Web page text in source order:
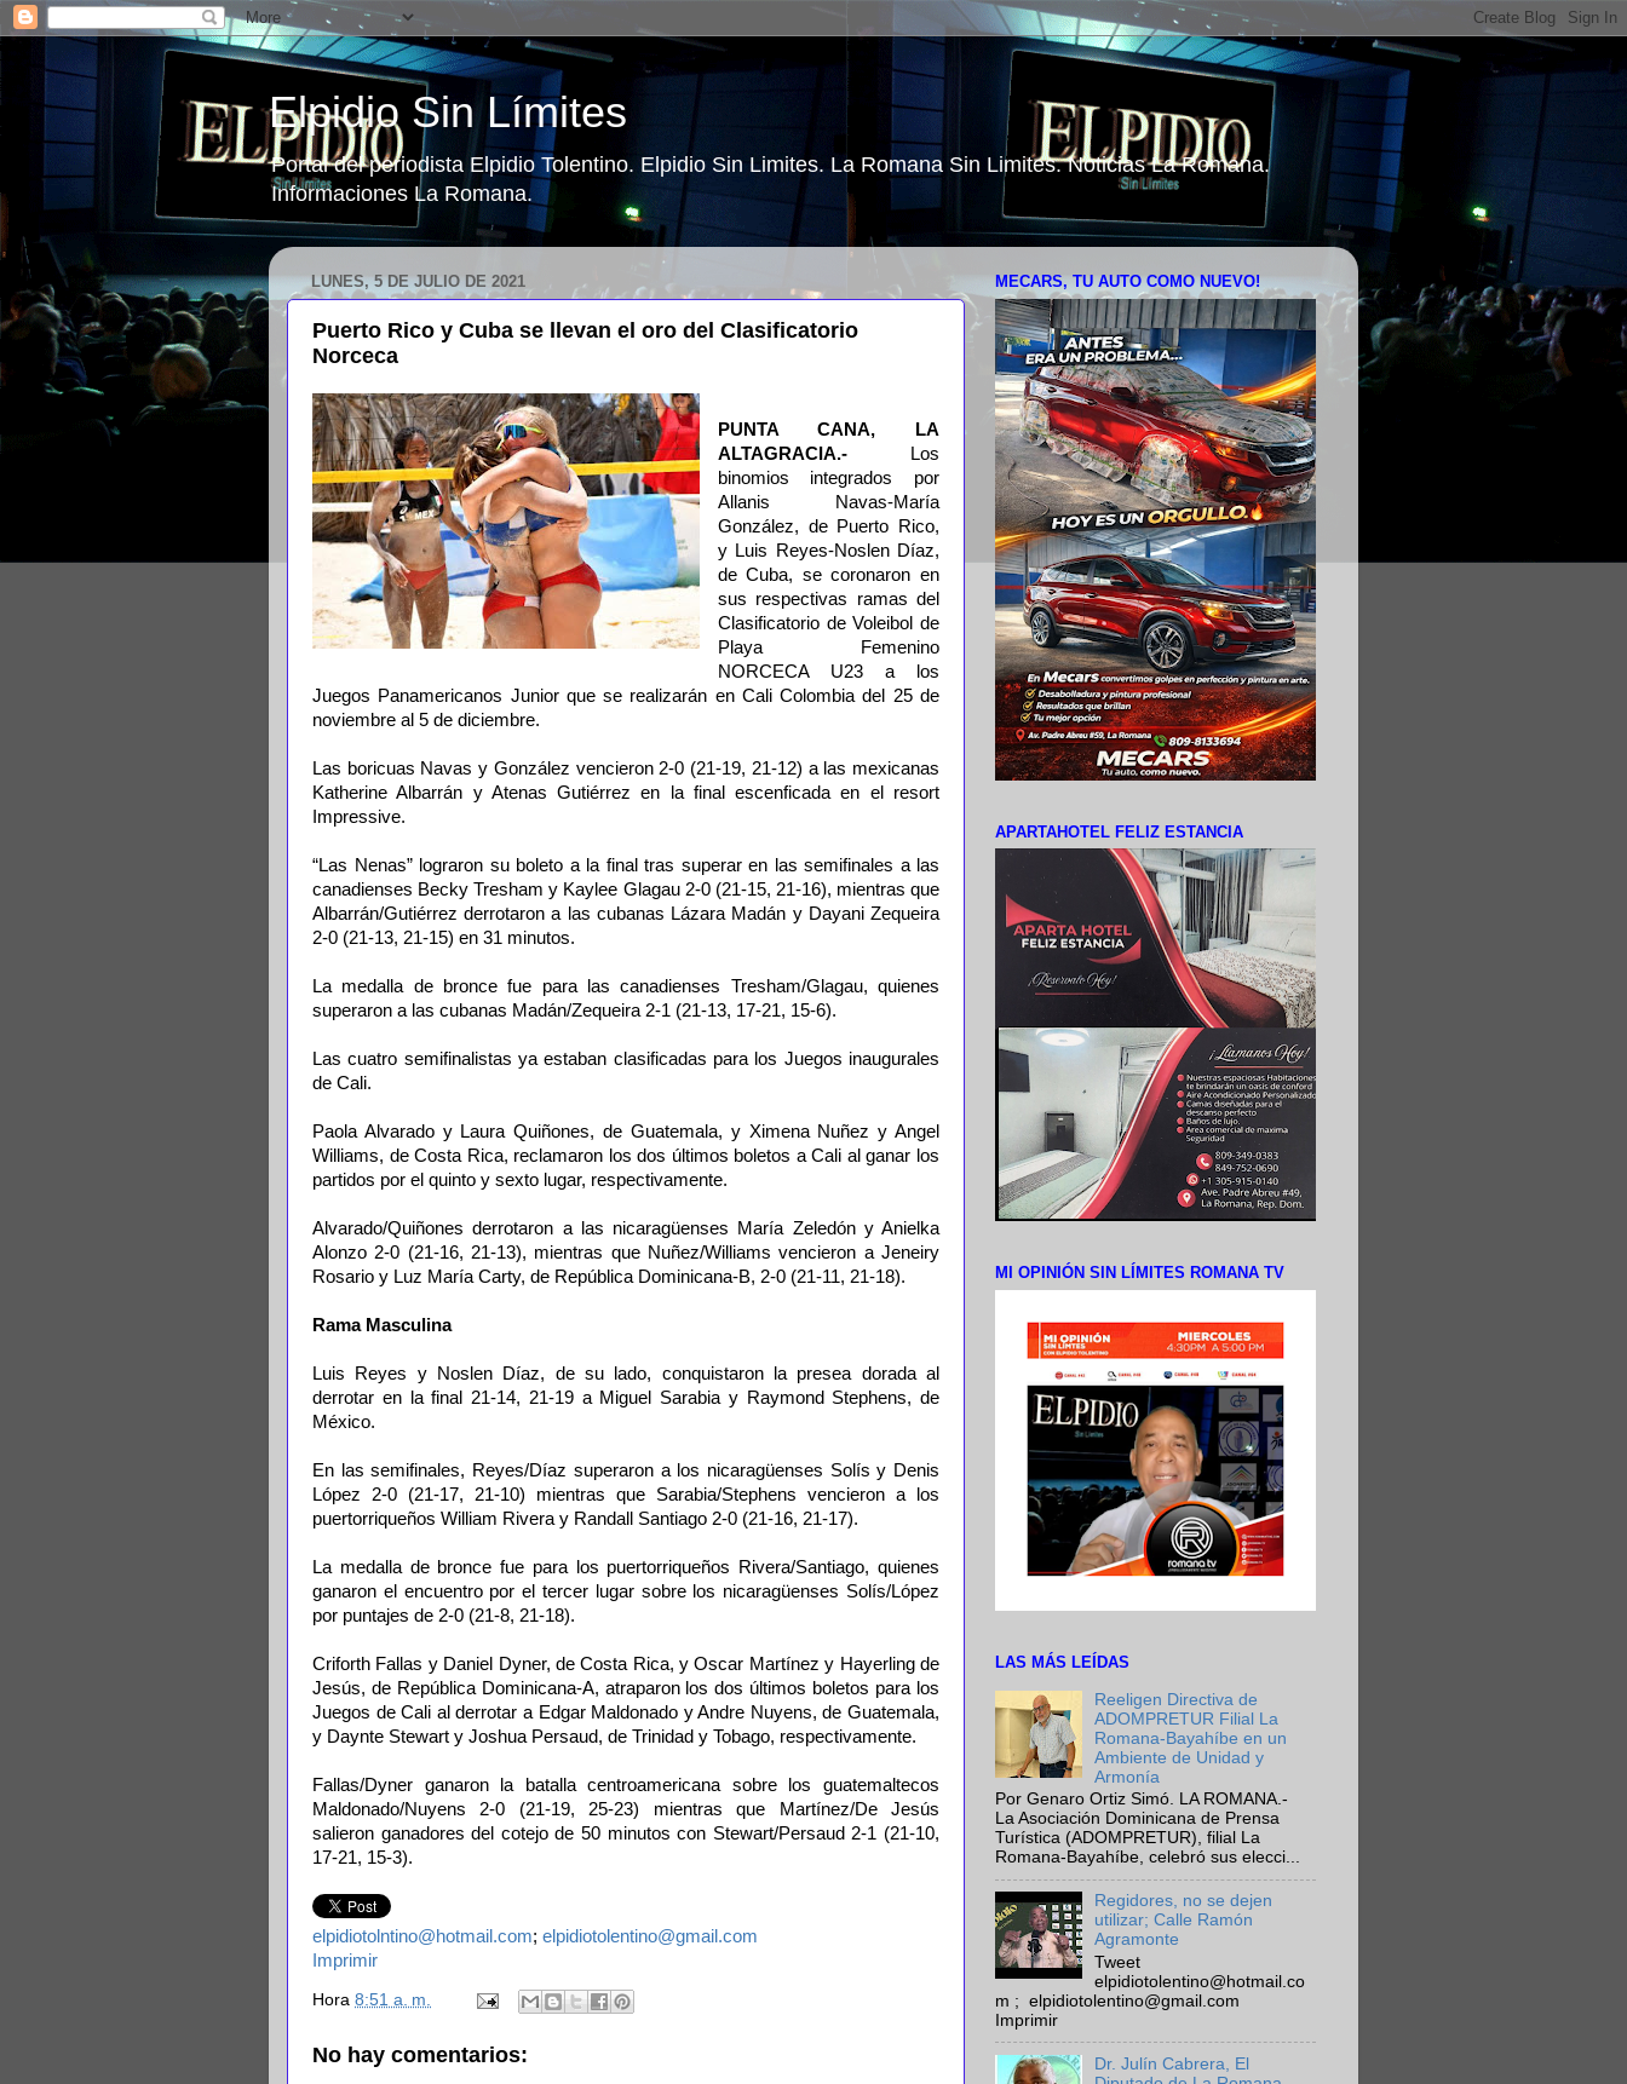
Elpidio Sin Límites
Portal del periodista Elpidio Tolentino. Elpidio Sin Limites. La Romana Sin Limites. Noticias La Romana.
Informaciones La Romana.
LUNES, 5 DE JULIO DE 2021
Puerto Rico y Cuba se llevan el oro del Clasificatorio
Norceca
PUNTA CANA, LA
ALTAGRACIA.-
Los
binomios integrados por
Allanis Navas-María
González, de Puerto Rico,
y Luis Reyes-Noslen Díaz,
de Cuba, se coronaron en
sus respectivas ramas del
Clasificatorio de Voleibol de
Playa Femenino
NORCECA U23 a los
Juegos Panamericanos Junior que se realizarán en Cali Colombia del 25 de
noviembre al 5 de diciembre.
Las boricuas Navas y González vencieron 2-0 (21-19, 21-12) a las mexicanas
Katherine Albarrán y Atenas Gutiérrez en la final escenficada en el resort
Impressive.
“Las Nenas” lograron su boleto a la final tras superar en las semifinales a las
canadienses Becky Tresham y Kaylee Glagau 2-0 (21-15, 21-16), mientras que
Albarrán/Gutiérrez derrotaron a las cubanas Lázara Madán y Dayani Zequeira
2-0 (21-13, 21-15) en 31 minutos.
La medalla de bronce fue para las canadienses Tresham/Glagau, quienes
superaron a las cubanas Madán/Zequeira 2-1 (21-13, 17-21, 15-6).
Las cuatro semifinalistas ya estaban clasificadas para los Juegos inaugurales
de Cali.
Paola Alvarado y Laura Quiñones, de Guatemala, y Ximena Nuñez y Angel
Williams, de Costa Rica, reclamaron los dos últimos boletos a Cali al ganar los
partidos por el quinto y sexto lugar, respectivamente.
Alvarado/Quiñones derrotaron a las nicaragüenses María Zeledón y Anielka
Alonzo 2-0 (21-16, 21-13), mientras que Nuñez/Williams vencieron a Jeneiry
Rosario y Luz María Carty, de República Dominicana-B, 2-0 (21-11, 21-18).
Rama Masculina
Luis Reyes y Noslen Díaz, de su lado, conquistaron la presea dorada al
derrotar en la final 21-14, 21-19 a Miguel Sarabia y Raymond Stephens, de
México.
En las semifinales, Reyes/Díaz superaron a los nicaragüenses Solís y Denis
López 2-0 (21-17, 21-10) mientras que Sarabia/Stephens vencieron a los
puertorriqueños William Rivera y Randall Santiago 2-0 (21-16, 21-17).
La medalla de bronce fue para los puertorriqueños Rivera/Santiago, quienes
ganaron el encuentro por el tercer lugar sobre los nicaragüenses Solís/López
por puntajes de 2-0 (21-8, 21-18).
Criforth Fallas y Daniel Dyner, de Costa Rica, y Oscar Martínez y Hayerling de
Jesús, de República Dominicana-A, atraparon los dos últimos boletos para los
Juegos de Cali al derrotar a Edgar Maldonado y Andre Nuyens, de Guatemala,
y Daynte Stewart y Joshua Persaud, de Trinidad y Tobago, respectivamente.
Fallas/Dyner ganaron la batalla centroamericana sobre los guatemaltecos
Maldonado/Nuyens 2-0 (21-19, 25-23) mientras que Martínez/De Jesús
salieron ganadores del cotejo de 50 minutos con Stewart/Persaud 2-1 (21-10,
17-21, 15-3).
elpidiotolntino@hotmail.com; elpidiotolentino@gmail.com
Imprimir
Hora 8:51 a. m.
No hay comentarios:
MECARS, TU AUTO COMO NUEVO!
APARTAHOTEL FELIZ ESTANCIA
MI OPINIÓN SIN LÍMITES ROMANA TV
LAS MÁS LEÍDAS
Reeligen Directiva de
ADOMPRETUR Filial La
Romana-Bayahíbe en un
Ambiente de Unidad y
Armonía
Por Genaro Ortiz Simó. LA ROMANA.-
La Asociación Dominicana de Prensa
Turística (ADOMPRETUR), filial La
Romana-Bayahíbe, celebró sus elecci...
Regidores, no se dejen
utilizar; Calle Ramón
Agramonte
Tweet
elpidiotolentino@hotmail.co
m ; elpidiotolentino@gmail.com
Imprimir
Dr. Julín Cabrera, El